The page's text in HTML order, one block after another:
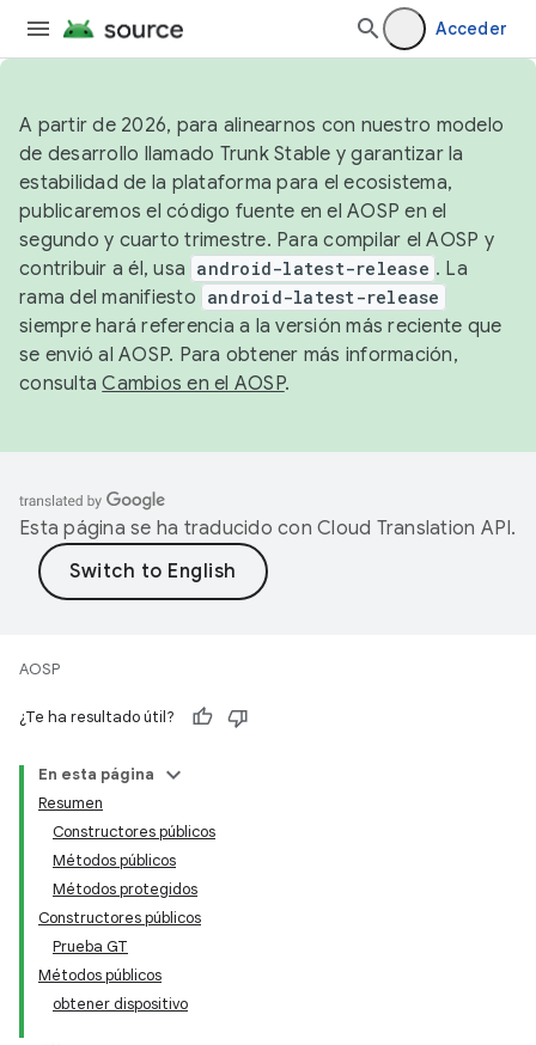
Acceder
A partir de 2026, para alinearnos con nuestro modelo
de desarrollo llamado Trunk Stable y garantizar la
estabilidad de la plataforma para el ecosistema,
publicaremos el código fuente en el AOSP en el
segundo y cuarto trimestre. Para compilar el AOSP y
contribuir a él, usa android-latest-release . La
rama del manifiesto android-latest-release
siempre hará referencia a la versión más reciente que
se envió al AOSP. Para obtener más información,
consultaCambios en el AOSP.
Esta página se ha traducido con Cloud Translation API.
AOSP
¿Te ha resultado útil?
En esta página
Resumen
Constructores públicos
Métodos públicos
Métodos protegidos
Constructores públicos
Prueba GT
Métodos públicos
obtener dispositivo